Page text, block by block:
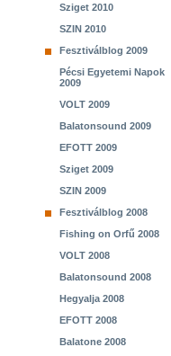
Sziget 2010
SZIN 2010
Fesztiválblog 2009
Pécsi Egyetemi Napok
2009
VOLT 2009
Balatonsound 2009
EFOTT 2009
Sziget 2009
SZIN 2009
Fesztiválblog 2008
Fishing on Orfű 2008
VOLT 2008
Balatonsound 2008
Hegyalja 2008
EFOTT 2008
Balatone 2008